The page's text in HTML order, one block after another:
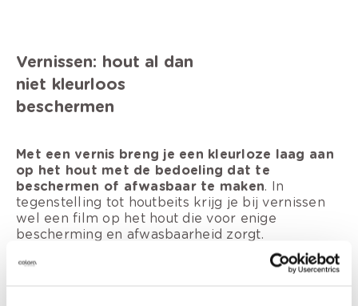
Vernissen: hout al dan
niet kleurloos
beschermen
Met een vernis breng je een kleurloze laag aan
op het hout met de bedoeling dat te
beschermen of afwasbaar te maken. In
tegenstelling tot houtbeits krijg je bij vernissen
wel een film op het hout die voor enige
bescherming en afwasbaarheid zorgt.
Welke vernis je kiest, hangt af van de toepassing